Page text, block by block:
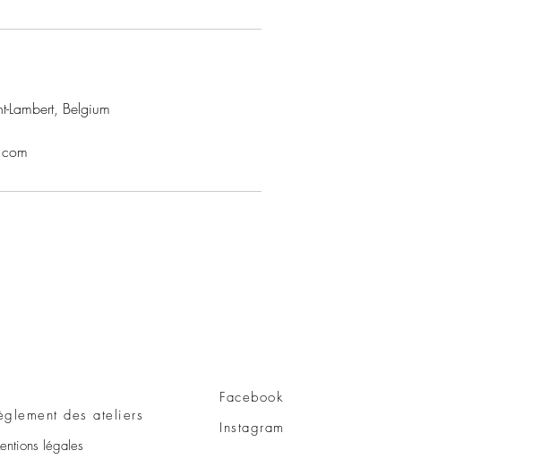
Lambert, Belgium
des ateliers
légales
Facebook
Instagram